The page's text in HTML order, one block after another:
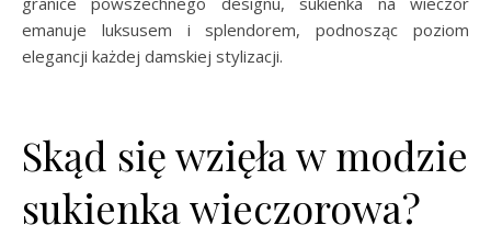
emanuje luksusem i splendorem, podnosząc poziom
elegancji każdej damskiej stylizacji.
Skąd się wzięła w modzie
sukienka wieczorowa?